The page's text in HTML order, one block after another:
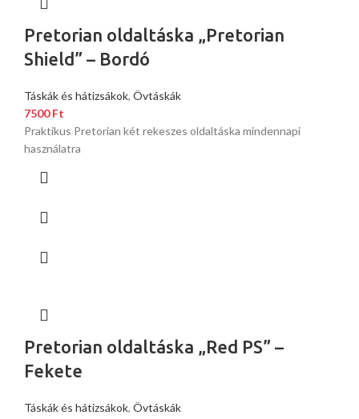
Pretorian oldaltáska „Pretorian
Shield” – Bordó
Táskák és hátizsákok, Övtáskák
7500Ft
Praktikus Pretorian két rekeszes oldaltáska mindennapi
használatra
Pretorian oldaltáska „Red PS” –
Fekete
Táskák és hátizsákok, Övtáskák